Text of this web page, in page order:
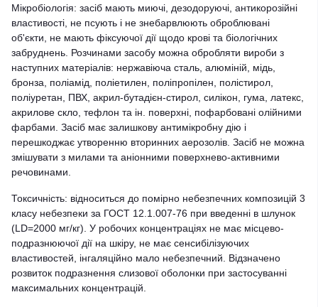
Мікробіологія: засіб мають миючі, дезодоруючі, антикорозійні
властивості, не псують і не знебарвлюють оброблювані
об'єкти, не мають фіксуючої дії щодо крові та біологічних
забруднень. Розчинами засобу можна обробляти вироби з
наступних матеріалів: нержавіюча сталь, алюміній, мідь,
бронза, поліамід, поліетилен, поліпропілен, полістирол,
поліуретан, ПВХ, акрил-бутадієн-стирол, силікон, гума, латекс,
акрилове скло, тефлон та ін. поверхні, пофарбовані олійними
фарбами. Засіб має залишкову антимікробну дію і
перешкоджає утворенню вторинних аерозолів. Засіб не можна
змішувати з милами та аніонними поверхнево-активними
речовинами.
Токсичність: відноситься до помірно небезпечних композицій 3
класу небезпеки за ГОСТ 12.1.007-76 при введенні в шлунок
(LD=2000 мг/кг). У робочих концентраціях не має місцево-
подразнюючої дії на шкіру, не має сенсибілізуючих
властивостей, інгаляційно мало небезпечний. Відзначено
розвиток подразнення слизової оболонки при застосуванні
максимальних концентрацій.